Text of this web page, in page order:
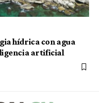
hídrica con agua
artificial